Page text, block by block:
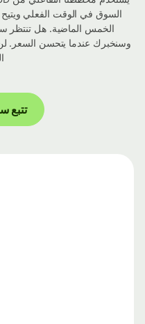
السوق في الوقت الفعلي
الخمس الماضية. هل تنتظر
وسنخبرك عندما يتحسن السعر. لن
تتبع